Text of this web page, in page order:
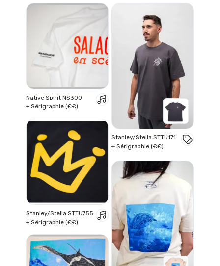
Native Spirit NS300
+ Sérigraphie (€€)
Stanley/Stella STTU171
+ Sérigraphie (€€)
Stanley/Stella STTU755
+ Sérigraphie (€€)